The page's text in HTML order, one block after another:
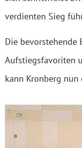
verdienten Sieg
Die bevorstehende
Aufstiegsfavoriten
kann Kronberg nun